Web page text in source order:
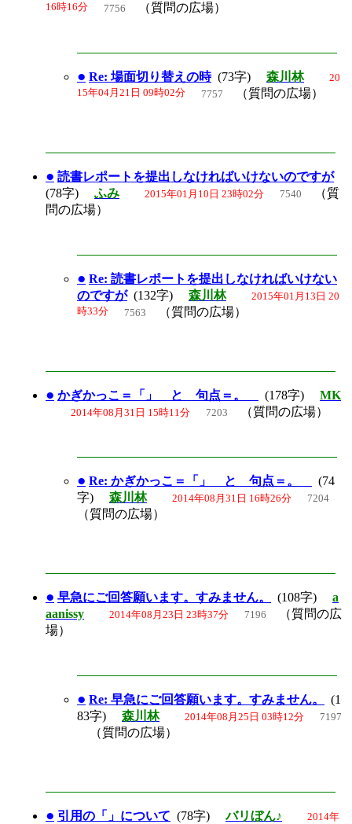
16時16分 7756 （質問の広場）
● Re: 場面切り替えの時(73字) 森川林 20
15年04月21日 09時02分 7757 （質問の広場）
● 読書レポートを提出しなければいけないのですが
(78字) ふみ 2015年01月10日 23時02分 7540
（質
問の広場）
● Re: 読書レポートを提出しなければいけない
のですが(132字) 森川林 2015年01月13日 20
時33分 7563 （質問の広場）
● かぎかっこ＝「」 と 句点＝。 (178字) MK
2014年08月31日 15時11分 7203 （質問の広場）
● Re: かぎかっこ＝「」 と 句点＝。
(74
字) 森川林 2014年08月31日 16時26分 7204
（質問の広場）
● 早急にご回答願います。すみません。 (108字) a
aanissy
2014年08月23日 23時37分 7196
（質問の広
場）
● Re: 早急にご回答願います。すみません。
(1
83字) 森川林 2014年08月25日 03時12分 7197
（質問の広場）
● 引用の「」について (78字)バリぼん♪ 2014年